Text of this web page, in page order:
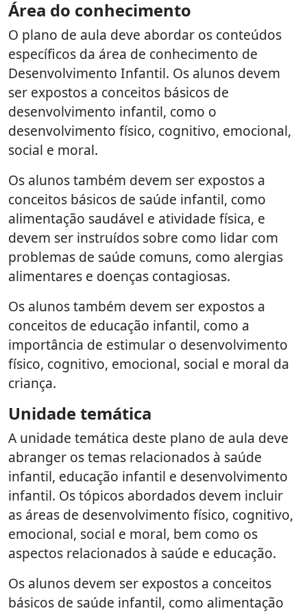
Área do conhecimento
O plano de aula deve abordar os conteúdos
específicos da área de conhecimento de
Desenvolvimento Infantil. Os alunos devem
ser expostos a conceitos básicos de
desenvolvimento infantil, como o
desenvolvimento físico, cognitivo, emocional,
social e moral.
Os alunos também devem ser expostos a
conceitos básicos de saúde infantil, como
alimentação saudável e atividade física, e
devem ser instruídos sobre como lidar com
problemas de saúde comuns, como alergias
alimentares e doenças contagiosas.
Os alunos também devem ser expostos a
conceitos de educação infantil, como a
importância de estimular o desenvolvimento
físico, cognitivo, emocional, social e moral da
criança.
Unidade temática
A unidade temática deste plano de aula deve
abranger os temas relacionados à saúde
infantil, educação infantil e desenvolvimento
infantil. Os tópicos abordados devem incluir
as áreas de desenvolvimento físico, cognitivo,
emocional, social e moral, bem como os
aspectos relacionados à saúde e educação.
Os alunos devem ser expostos a conceitos
básicos de saúde infantil, como alimentação